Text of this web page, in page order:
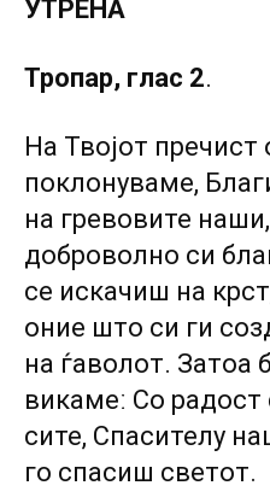
УТРЕНА
Тропар, глас 2.
На Твојот пречист
поклонуваме,
на гревовите
доброволно си
се искачиш на
оние што си ги
на ѓаволот. Затоа
викамеː Со
сите, Спасителу
го спасиш светот.